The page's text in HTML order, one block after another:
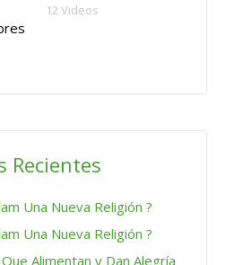
12 Videos
Recientes
Una Nueva Religión ?
Una Nueva Religión ?
Alimentan y Dan Alegría